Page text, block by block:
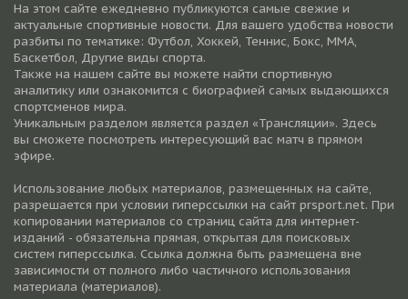
На этом сайте ежедневно публикуются самые свежие и
актуальные спортивные новости. Для вашего удобства новости
разбиты по тематике: Футбол, Хоккей, Теннис, Бокс, ММА,
Баскетбол, Другие виды спорта.
Также на нашем сайте вы можете найти спортивную
аналитику или ознакомится с биографией самых выдающихся
спортсменов мира.
Уникальным разделом является раздел «Трансляции». Здесь
вы сможете посмотреть интересующий вас матч в прямом
эфире.
Использование любых материалов, размещенных на сайте,
разрешается при условии гиперссылки на cайт prsport.net. При
копировании материалов со страниц сайта для интернет-
изданий - обязательна прямая, открытая для поисковых
систем гиперссылка. Ссылка должна быть размещена вне
зависимости от полного либо частичного использования
материала (материалов).